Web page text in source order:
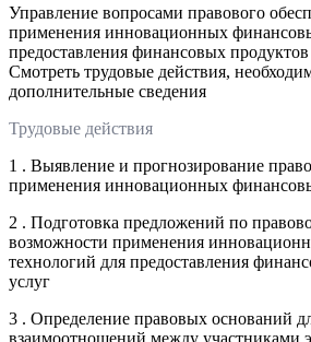
Управление вопросами правового
применения инновационных
предоставления финансовых
Смотреть трудовые действия,
дополнительные сведения
Трудовые действия
1 . Выявление и прогнозирование
применения инновационных
2 . Подготовка предложений по
возможности применения
технологий для предоставления
услуг
3 . Определение правовых оснований
взаимоотношений между участниками